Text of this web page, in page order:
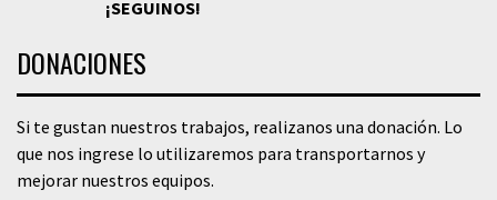
¡SEGUINOS!
DONACIONES
Si te gustan nuestros trabajos, realizanos una donación. Lo
que nos ingrese lo utilizaremos para transportarnos y
mejorar nuestros equipos.